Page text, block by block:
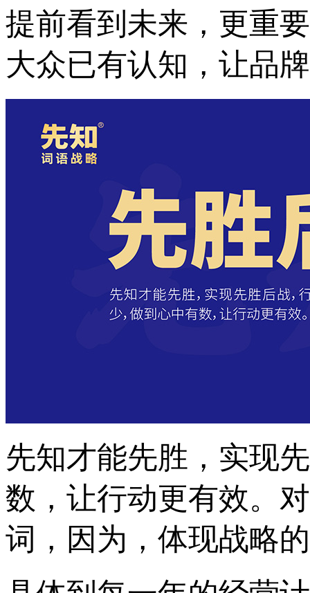
提前看到未来，更重
大众已有认知，让品
先知才能先胜，实现
数，让行动更有效。
词，因为，体现战略